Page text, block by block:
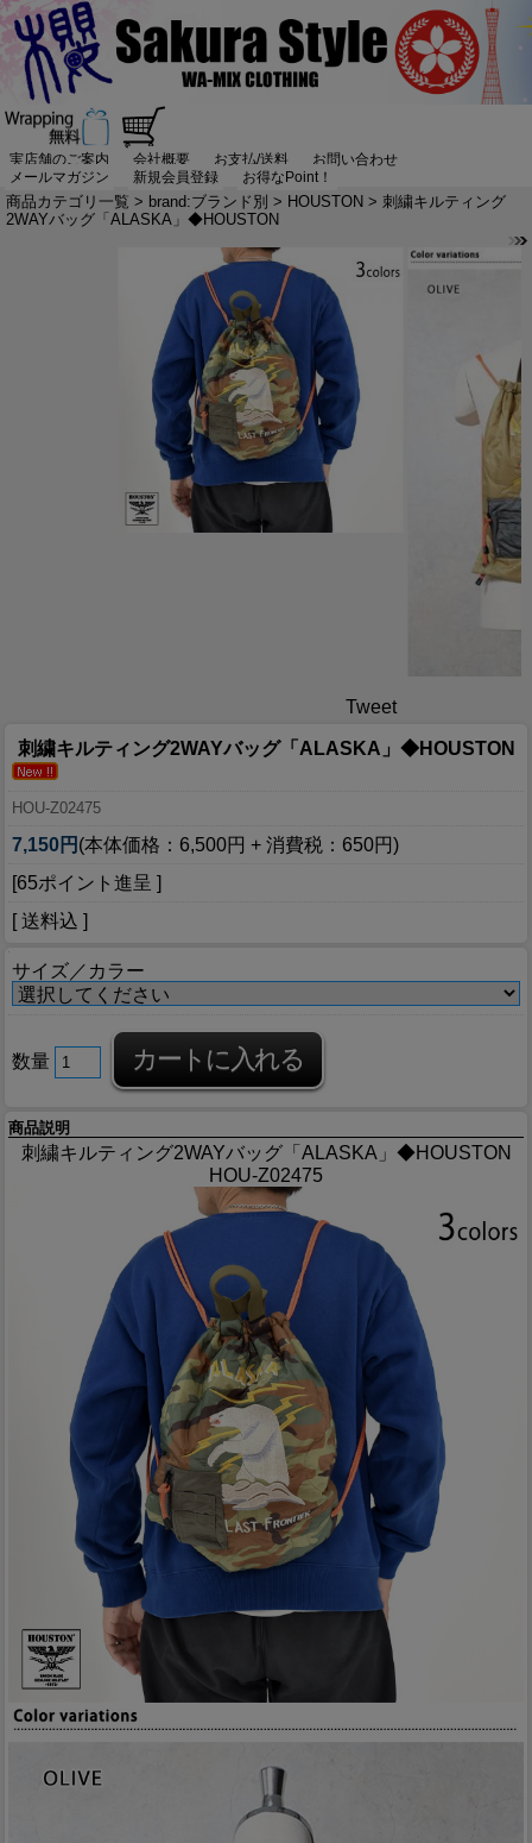
実店舗のご案内 会社概要 お支払/送料
お問い合わせ
メールマガジン
新規会員登録 お得なPoint！
商品カテゴリ一覧 > brand:ブランド別 > HOUSTON > 刺繍キルティング
2WAYバッグ「ALASKA」◆HOUSTON
Tweet
刺繍キルティング2WAYバッグ「ALASKA」◆HOUSTON
HOU-Z02475
7,150円 (本体価格：6,500円 + 消費税：650円)
[65ポイント進呈 ]
[ 送料込 ]
サイズ／カラー
数量
商品説明
刺繍キルティング2WAYバッグ「ALASKA」◆HOUSTON
HOU-Z02475